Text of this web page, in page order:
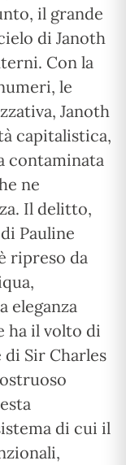
il grande
di Janoth
Con la
le
Janoth
capitalistica,
contaminata
ne
Il delitto,
Pauline
ripreso da
eleganza
ha il volto di
Sir Charles
di cui il